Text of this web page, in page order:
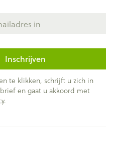
Inschrijven
te klikken, schrijft u zich in
en gaat u akkoord met
.